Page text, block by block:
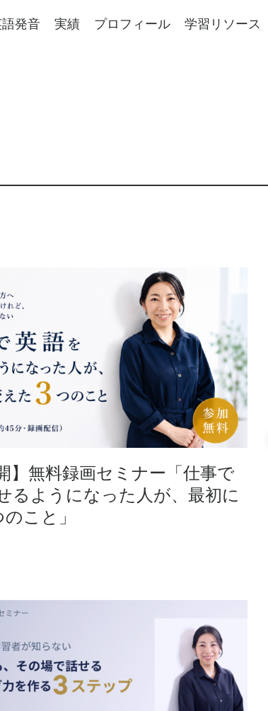
発音 実績 プロフィール 学習リソース
】無料録画セミナー「仕事で
るようになった人が、最初に
こと」